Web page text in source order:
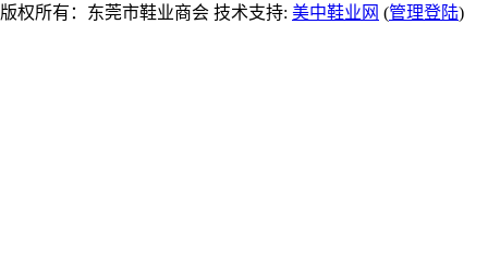
版权所有：东莞市鞋业商会 技术支持: 美中鞋业网 (管理登陆)